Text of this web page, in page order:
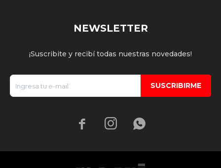
NEWSLETTER
¡Suscribite y recibí todas nuestras novedades!
SUSCRIBIRME
  